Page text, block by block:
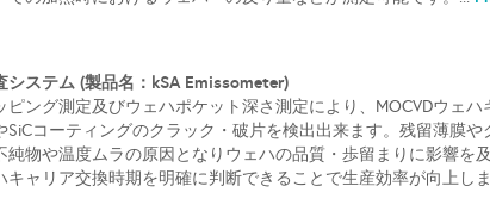
システム (製品名：kSA Emissometer)
ピング測定及びウェハポケット深さ測定により、MOCVDウェハ
SiCコーティングのクラック・破片を検出出来ます。残留薄膜や
純物や温度ムラの原因となりウェハの品質・歩留まりに影響を
キャリア交換時期を明確に判断できることで生産効率が向上しま